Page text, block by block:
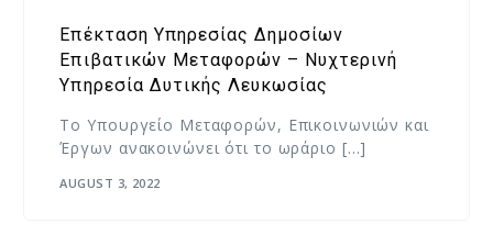
Επέκταση Υπηρεσίας Δημοσίων
Επιβατικών Μεταφορών – Νυχτερινή
Υπηρεσία Δυτικής Λευκωσίας
Το Υπουργείο Μεταφορών, Επικοινωνιών και
Έργων ανακοινώνει ότι το ωράριο […]
AUGUST 3, 2022